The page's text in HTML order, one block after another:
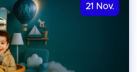
21 Nov.